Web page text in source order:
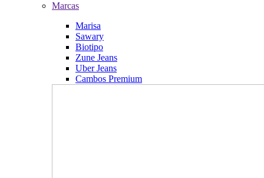
Marcas
Marisa
Sawary
Biotipo
Zune Jeans
Uber Jeans
Cambos Premium